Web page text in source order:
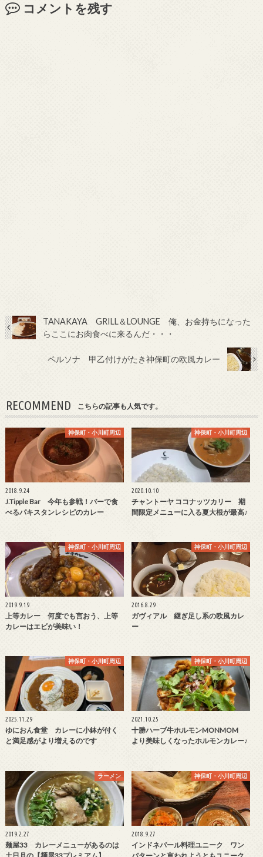
コメントを残す
TANAKAYA GRILL＆LOUNGE 俺、お金持ちになった
らここにお肉食べに来るんだ・・・
ペルソナ 甲乙付けがたき神保町の欧風カレー
RECOMMEND こちらの記事も人気です。
神保町・小川町周辺
2018.9.24
J.Tipple Bar 今年も参戦！バーで食
べるパキスタンレシピのカレー
神保町・小川町周辺
2020.10.10
チャントーヤ ココナッツカリー 期
間限定メニューに入る夏大根が最高♪
神保町・小川町周辺
2019.9.19
上等カレー 何度でも言おう、上等
カレーはエビが美味い！
神保町・小川町周辺
2016.8.29
ガヴィアル 継ぎ足し系の欧風カレ
ー
神保町・小川町周辺
2025.11.29
ゆにおん食堂 カレーに小鉢が付く
と満足感がより増えるのです
神保町・小川町周辺
2021.10.25
十勝ハーブ牛ホルモンMONMOM
より美味しくなったホルモンカレー♪
ラーメン
2019.2.27
麺屋33 カレーメニューがあるのは
神保町・小川町周辺
2018.9.27
インドネパール料理ユニーク ワン